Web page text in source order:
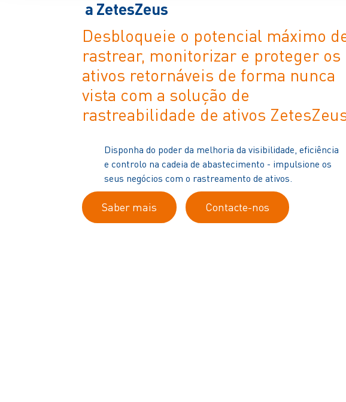
a ZetesZeus
Desbloqueie o potencial máximo
rastrear, monitorizar e proteger os
ativos retornáveis de forma nunca
vista com a solução de
rastreabilidade de ativos
Disponha do poder da melhoria da visibilidade, eficiência
e controlo na cadeia de abastecimento - impulsione os
seus negócios com o rastreamento de ativos.
Saber mais Contacte-nos